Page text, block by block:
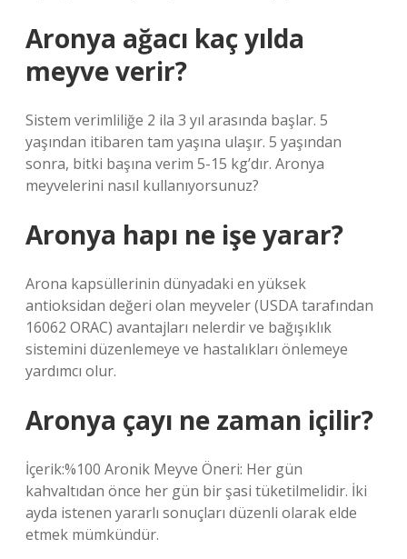
Aronya ağacı kaç yılda
meyve verir?
Sistem verimliliğe 2 ila 3 yıl arasında başlar. 5
yaşından itibaren tam yaşına ulaşır. 5 yaşından
sonra, bitki başına verim 5-15 kg’dır. Aronya
meyvelerini nasıl kullanıyorsunuz?
Aronya hapı ne işe yarar?
Arona kapsüllerinin dünyadaki en yüksek
antioksidan değeri olan meyveler (USDA tarafından
16062 ORAC) avantajları nelerdir ve bağışıklık
sistemini düzenlemeye ve hastalıkları önlemeye
yardımcı olur.
Aronya çayı ne zaman içilir?
İçerik:%100 Aronik Meyve Öneri: Her gün
kahvaltıdan önce her gün bir şasi tüketilmelidir. İki
ayda istenen yararlı sonuçları düzenli olarak elde
etmek mümkündür.